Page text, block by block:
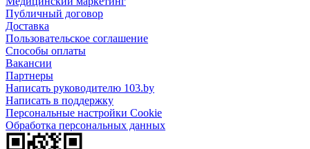
Публичный договор
Доставка
Пользовательское соглашение
Способы оплаты
Вакансии
Партнеры
Написать руководителю 103.by
Написать в поддержку
Персональные настройки Cookie
Обработка персональных данных